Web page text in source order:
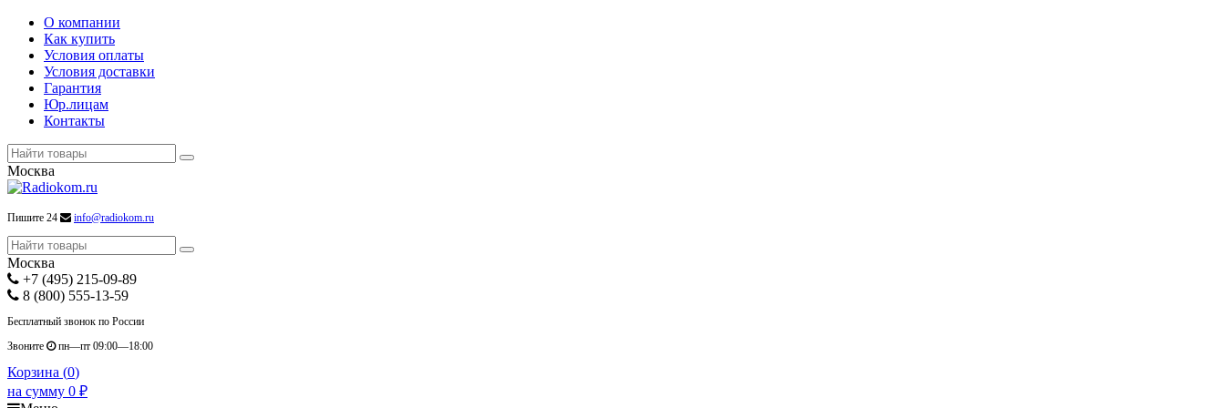
О компании
Как купить
Условия оплаты
Условия доставки
Гарантия
Юр.лицам
Контакты
Москва
Пишите 24 info@radiokom.ru
Москва
+7 (495) 215-09-89
8 (800) 555-13-59
Бесплатный звонок по России
Звоните
пн—пт 09:00—18:00
Корзина (0)
на сумму 0 ₽